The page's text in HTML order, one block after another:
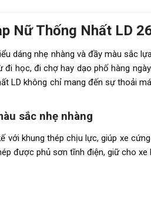
Nữ Thống Nhất LD
dáng nhẹ nhàng và đầy màu sắc
học, đi chợ hay dạo phố hàng
LD không chỉ mang đến sự thoải
sắc nhẹ nhàng
với khung thép chịu lực, giúp xe
được phủ sơn tĩnh điện, giữ cho